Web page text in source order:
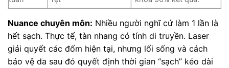
Nuance chuyên môn: Nhiều người nghĩ cứ làm 1 lần là
hết sạch. Thực tế, tàn nhang có tính di truyền. Laser
giải quyết các đốm hiện tại, nhưng lối sống và cách
bảo vệ da sau đó quyết định thời gian “sạch” kéo dài